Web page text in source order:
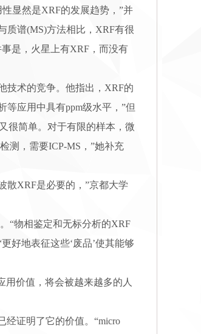
显然是XRF的发展趋势，”并
质谱(MS)方法相比，XRF有很
是，火星上有XRF，而没有
技术的竞争。他指出，XRF的
应用中具有ppm级水平，”但
很简单。对于有限的样本，微
测，需要ICP-MS，”她补充
XRF是必要的，”京都大学
“物相鉴定和无标分析的XRF
好地表征这些‘废品’使其能够
价值，将会被越来越多的人
证明了它的价值。“micro